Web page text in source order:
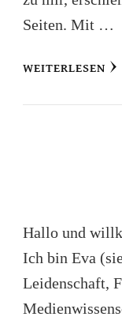
Seiten. Mit …
WEITERLESEN
Hallo und
Ich bin Eva
Leidenschaft,